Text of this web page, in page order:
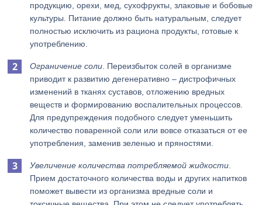
продукцию, орехи, мед, сухофрукты, злаковые и бобовые
культуры. Питание должно быть натуральным, следует
полностью исключить из рациона продукты, готовые к
употреблению.
Ограничение соли . Переизбыток солей в организме
приводит к развитию дегенеративно – дистрофичных
изменений в тканях суставов, отложению вредных
веществ и формированию воспалительных процессов.
Для предупреждения подобного следует уменьшить
количество поваренной соли или вовсе отказаться от ее
употребления, заменив зеленью и пряностями.
Увеличение количества потребляемой жидкости
Прием достаточного количества воды и других напитков
поможет вывести из организма вредные соли и